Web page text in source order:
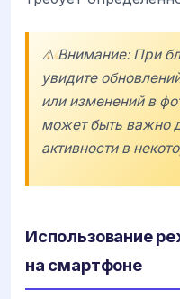
⚠️ Внимание: При
увидите
или изменений в
может быть важно
активности в
Использование
на смартфоне